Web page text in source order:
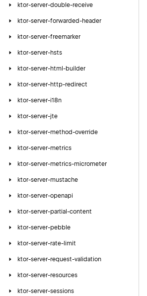
ktor-server-double-receive
ktor-server-forwarded-header
ktor-server-freemarker
ktor-server-hsts
ktor-server-html-builder
ktor-server-http-redirect
ktor-server-i18n
ktor-server-jte
ktor-server-method-override
ktor-server-metrics
ktor-server-metrics-micrometer
ktor-server-mustache
ktor-server-openapi
ktor-server-partial-content
ktor-server-pebble
ktor-server-rate-limit
ktor-server-request-validation
ktor-server-resources
ktor-server-sessions